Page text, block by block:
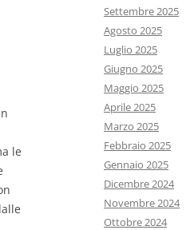
le
Settembre 2025
Agosto 2025
Luglio 2025
Giugno 2025
Maggio 2025
Aprile 2025
Marzo 2025
Febbraio 2025
Gennaio 2025
Dicembre 2024
Novembre 2024
Ottobre 2024